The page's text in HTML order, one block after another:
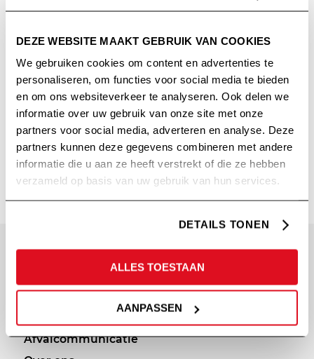
DEZE WEBSITE MAAKT GEBRUIK VAN COOKIES
We gebruiken cookies om content en advertenties te
personaliseren, om functies voor social media te bieden
en om ons websiteverkeer te analyseren. Ook delen we
informatie over uw gebruik van onze site met onze
partners voor social media, adverteren en analyse. Deze
partners kunnen deze gegevens combineren met andere
informatie die u aan ze heeft verstrekt of die ze hebben
verzameld op basis van uw gebruik van hun services.
DETAILS TONEN
ALLES TOESTAAN
AANPASSEN
Diensten
Afvalcommunicatie
PRIVACY
Cookie statement
Privacy policy